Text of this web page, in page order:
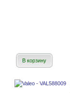
В корзину